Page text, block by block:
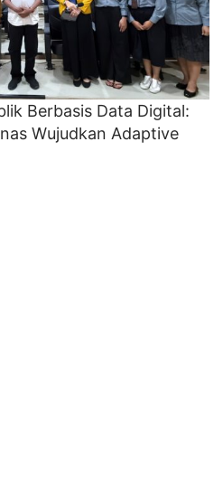
Berbasis Data Digital:
Wujudkan Adaptive